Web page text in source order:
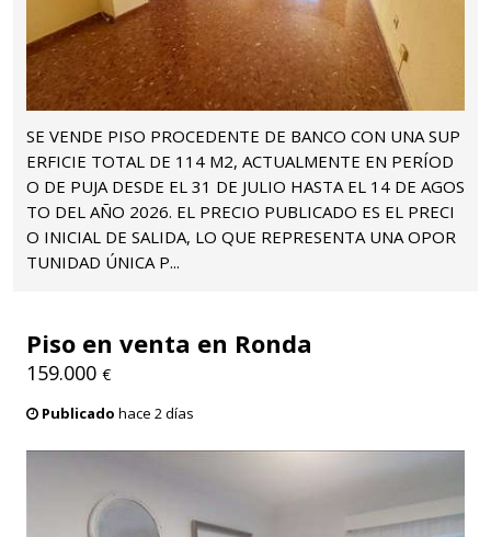
SE VENDE PISO PROCEDENTE DE BANCO CON UNA SUP
ERFICIE TOTAL DE 114 M2, ACTUALMENTE EN PERÍOD
O DE PUJA DESDE EL 31 DE JULIO HASTA EL 14 DE AGOS
TO DEL AÑO 2026. EL PRECIO PUBLICADO ES EL PRECI
O INICIAL DE SALIDA, LO QUE REPRESENTA UNA OPOR
TUNIDAD ÚNICA P...
Piso en venta en Ronda
159.000 €
Publicado hace 2 días